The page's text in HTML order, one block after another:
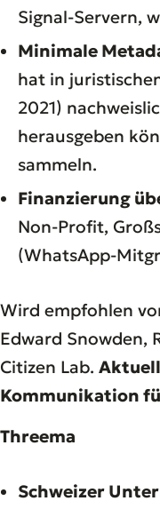
Signal-Servern,
Minimale
hat in
2021)
herausgeben
sammeln.
Finanzierung
Non-Profit,
(WhatsApp-
Wird empfohlen
Edward Snowden,
Citizen Lab.
Kommunikation
Threema
Schweizer